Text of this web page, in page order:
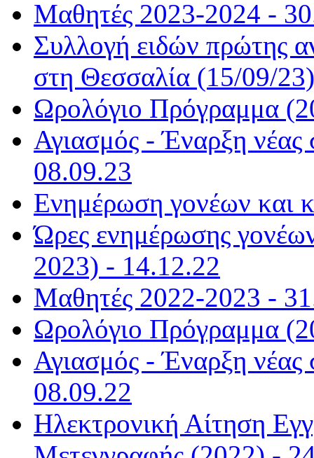
Μαθητές 2023-2024 -
Συλλογή ειδών πρώτης
στη Θεσσαλία (15/09/
Ωρολόγιο Πρόγραμμα
Αγιασμός - Έναρξη νέας
08.09.23
Ενημέρωση γονέων και
Ώρες ενημέρωσης
2023) - 14.12.22
Μαθητές 2022-2023 -
Ωρολόγιο Πρόγραμμα
Αγιασμός - Έναρξη νέας
08.09.22
Ηλεκτρονική Αίτηση